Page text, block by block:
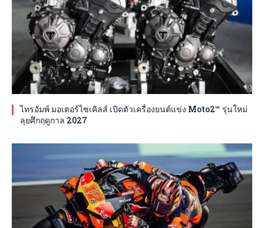
ไทรอัมพ์ มอเตอร์ไซเคิลส์ เปิดตัวเครื่องยนต์แข่ง Moto2™ รุ่นใหม่
ลุยศึกฤดูกาล 2027